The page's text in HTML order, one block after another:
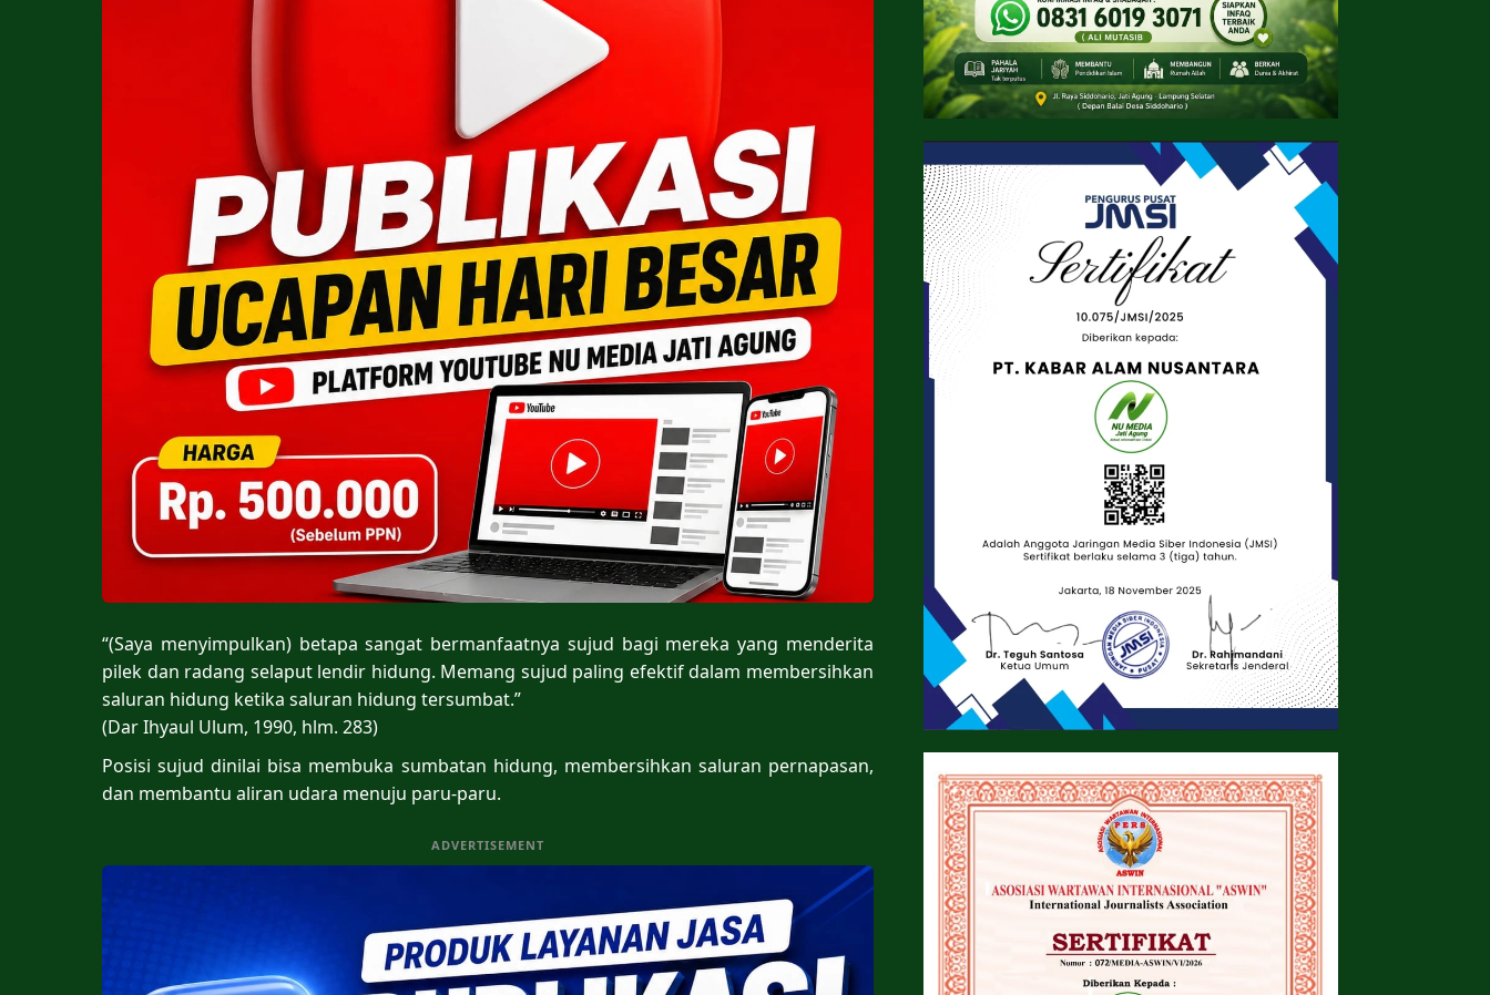
“(Saya menyimpulkan) betapa sangat bermanfaatnya sujud bagi mereka yang menderita
pilek dan radang selaput lendir hidung. Memang sujud paling efektif dalam membersihkan
saluran hidung ketika saluran hidung tersumbat.”
(Dar Ihyaul Ulum, 1990, hlm. 283)
Posisi sujud dinilai bisa membuka sumbatan hidung, membersihkan saluran pernapasan,
dan membantu aliran udara menuju paru-paru.
ADVERTISEMENT